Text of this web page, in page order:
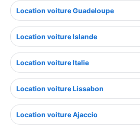
Location voiture Guadeloupe
Location voiture Islande
Location voiture Italie
Location voiture Lissabon
Location voiture Ajaccio